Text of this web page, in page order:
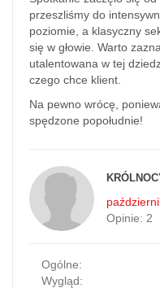
przeszliśmy do
poziomie, a klasyczny
się w głowie. Warto
utalentowana w tej
czego chce klient.
Na pewno wrócę,
spędzone popołudnie!
Opinie: 2
Ogólne:
Wygląd: